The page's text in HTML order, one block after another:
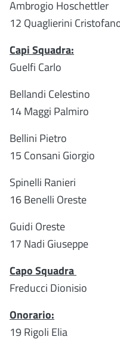
Ambrogio
12 Quaglierini
Capi Squadra: 3
Guelfi Carlo
Bellandi
14 Maggi Palmiro
Bellini Pietro 5
15 Consani Giorgio
Spinelli Ranieri
16 Benelli Oreste
Guidi Oreste
17 Nadi Giuseppe
Capo Squadra
8
Freducci Dionisio
Onorario: 9
19 Rigoli Elia